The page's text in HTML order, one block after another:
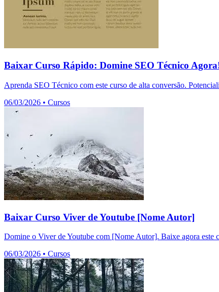
Baixar Curso Rápido: Domine SEO Técnico
Aprenda SEO Técnico com este curso de alta conversão.
06/03/2026 • Cursos
Baixar Curso Viver de Youtube [Nome Autor]
Domine o Viver de Youtube com [Nome Autor]. Baixe agora este
06/03/2026 • Cursos